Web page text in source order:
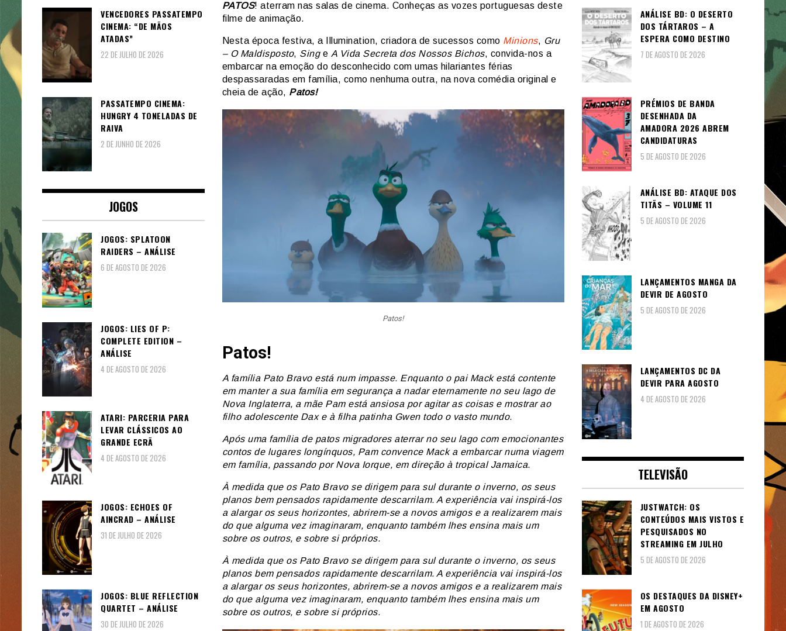
PATOS! aterram nas salas de cinema. Conheças as vozes portuguesas deste
filme de animação.
Nesta época festiva, a Illumination, criadora de sucessos como Minions, Gru
– O Maldisposto, Singe A Vida Secreta dos Nossos Bichos, convida-nos a
embarcar na emoção do desconhecido com umas hilariantes férias
despassaradas em família, como nenhuma outra, na nova comédia original e
cheia de ação, Patos!
Patos!
Patos!
A família Pato Bravo está num impasse. Enquanto o pai Mack está contente
em manter a sua família em segurança a nadar eternamente no seu lago de
Nova Inglaterra, a mãe Pam está ansiosa por agitar as coisas e mostrar ao
filho adolescente Dax e à filha patinha Gwen todo o vasto mundo.
Após uma família de patosmigradores aterrar no seu lago com emocionantes
contos de lugares longínquos, Pam convence Mack a embarcar numa viagem
em família, passando por Nova Iorque, em direção à tropical Jamaica.
À medida que os Pato Bravo se dirigem para sul durante o inverno, os seus
planos bem pensados rapidamente descarrilam. A experiência vai inspirá-los
a alargar os seus horizontes, abrirem-se a novos amigos e a realizarem mais
do que alguma vez imaginaram, enquanto também lhes ensina mais um
sobre os outros, e sobre si próprios.
À medida que os Pato Bravo se dirigem para sul durante o inverno, os seus
planos bem pensados rapidamente descarrilam. A experiência vai inspirá-los
a alargar os seus horizontes, abrirem-se a novos amigos e a realizarem mais
do que alguma vez imaginaram, enquanto também lhes ensina mais um
sobre os outros, e sobre si próprios.
VENCEDORES PASSATEMPO
CINEMA: “DE MÃOS
ATADAS”
22 DE JULHO DE 2026
PASSATEMPO CINEMA:
HUNGRY 4 TONELADAS DE
RAIVA
2 DE JUNHO DE 2026
JOGOS
JOGOS: SPLATOON
RAIDERS – ANÁLISE
6 DE AGOSTO DE 2026
JOGOS: LIES OF P:
COMPLETE EDITION –
ANÁLISE
4 DE AGOSTO DE 2026
ATARI: PARCERIA PARA
LEVAR CLÁSSICOS AO
GRANDE ECRÃ
4 DE AGOSTO DE 2026
JOGOS: ECHOES OF
AINCRAD – ANÁLISE
31 DE JULHO DE 2026
JOGOS: BLUE REFLECTION
QUARTET – ANÁLISE
30 DE JULHO DE 2026
ANÁLISE BD: O DESERTO
DOS TÁRTAROS – A
ESPERA COMO DESTINO
7 DE AGOSTO DE 2026
PRÉMIOS DE BANDA
DESENHADA DA
AMADORA 2026 ABREM
CANDIDATURAS
5 DE AGOSTO DE 2026
ANÁLISE BD: ATAQUE DOS
TITÃS – VOLUME 11
5 DE AGOSTO DE 2026
LANÇAMENTOS MANGA DA
DEVIR DE AGOSTO
5 DE AGOSTO DE 2026
LANÇAMENTOS DC DA
DEVIR PARA AGOSTO
4 DE AGOSTO DE 2026
TELEVISÃO
JUSTWATCH: OS
CONTEÚDOS MAIS VISTOS E
PESQUISADOS NO
STREAMING EM JULHO
5 DE AGOSTO DE 2026
OS DESTAQUES DA DISNEY+
EM AGOSTO
1 DE AGOSTO DE 2026